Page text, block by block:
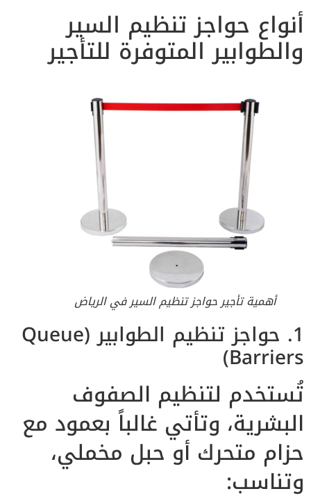
أنواع حواجز تنظيم السير
والطوابير المتوفرة للتأجير
أهمية تأجير حواجز تنظيم السير في الرياض
1. حواجز تنظيم الطوابير (Queue
Barriers)
تُستخدم لتنظيم الصفوف
البشرية، وتأتي غالباً بعمود مع
حزام متحرك أو حبل مخملي،
وتناسب: